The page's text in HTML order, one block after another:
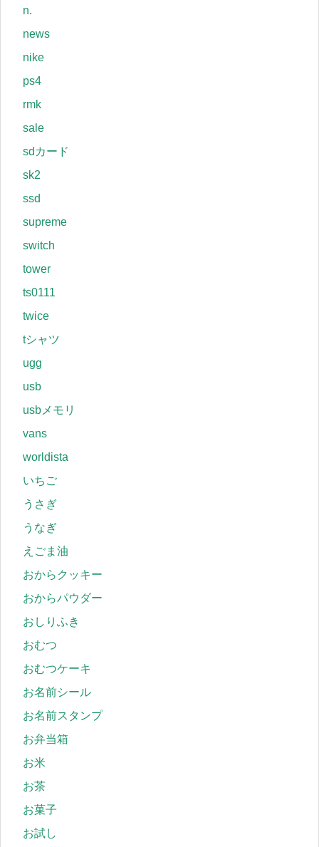
n.
news
nike
ps4
rmk
sale
sdカード
sk2
ssd
supreme
switch
tower
ts0111
twice
tシャツ
ugg
usb
usbメモリ
vans
worldista
いちご
うさぎ
うなぎ
えごま油
おからクッキー
おからパウダー
おしりふき
おむつ
おむつケーキ
お名前シール
お名前スタンプ
お弁当箱
お米
お茶
お菓子
お試し